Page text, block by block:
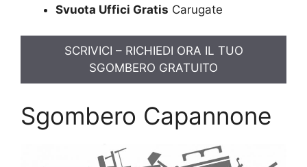
Svuota Uffici Gratis Carugate
SCRIVICI – RICHIEDI ORA IL TUO
SGOMBERO GRATUITO
Sgombero Capannone